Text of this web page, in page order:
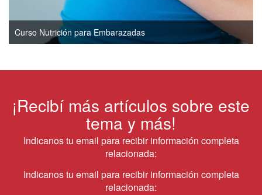
Curso Nutrición para Embarazadas
¡Recibí más artículos sobre este
tema y más!
Indicanos tu email para recibir información completa
relacionada:
Indicanos tu email para recibir información completa
relacionada: